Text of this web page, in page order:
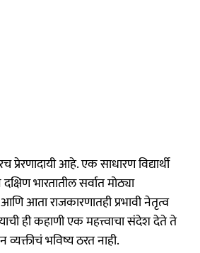
प्रेरणादायी आहे. एक साधारण विद्यार्थी
भारतातील सर्वात मोठ्या
आता राजकारणातही प्रभावी नेतृत्व
ही कहाणी एक महत्त्वाचा संदेश देते ते
भविष्य ठरत नाही.